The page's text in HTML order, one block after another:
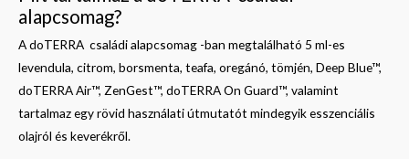
alapcsomag?
A doTERRA családi alapcsomag -ban megtalálható 5 ml-es
levendula, citrom, borsmenta, teafa, oregánó, tömjén, Deep Blue™,
doTERRA Air™, ZenGest™, doTERRA On Guard™, valamint
tartalmaz egy rövid használati útmutatót mindegyik esszenciális
olajról és keverékről.